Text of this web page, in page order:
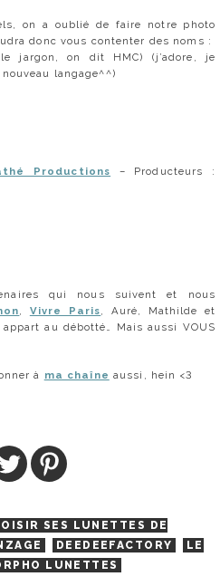
on a oublié de faire notre photo
donc vous contenter des noms :
jargon, on dit HMC) (j’adore, je
langage^^)
Productions – Producteurs :
qui nous suivent et nous
, Vivre Paris, Auré, Mathilde et
au débotté… Mais aussi VOUS
à ma chaîne aussi, hein <3
SES LUNETTES DE
DEEDEEFACTORY
LE
LUNETTES